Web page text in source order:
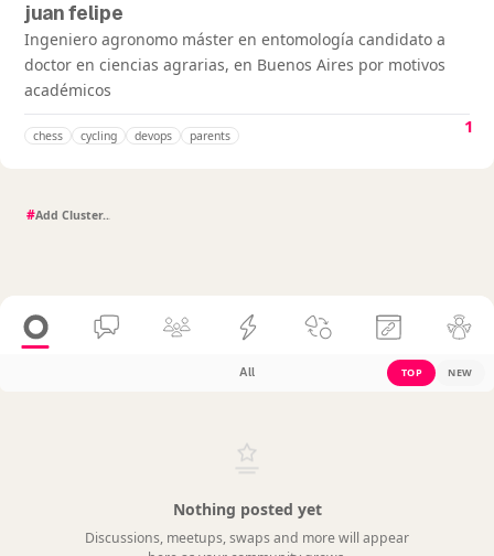
juan felipe
Ingeniero agronomo máster en entomología candidato a
doctor en ciencias agrarias, en Buenos Aires por motivos
académicos
chess cycling devops parents 1
#
All TOP NEW
Nothing posted yet
Discussions, meetups, swaps and more will appear